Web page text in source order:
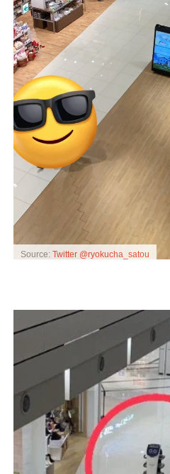
Source: Twitter @ryokucha_satou